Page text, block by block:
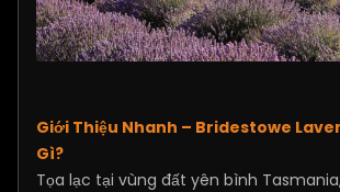
Giới Thiệu Nhanh – Bridestowe
Gì?
Tọa lạc tại vùng đất yên bình